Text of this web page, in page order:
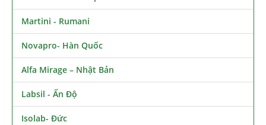
Martini - Rumani
Novapro- Hàn Quốc
Alfa Mirage – Nhật Bản
Labsil - Ấn Độ
Isolab- Đức